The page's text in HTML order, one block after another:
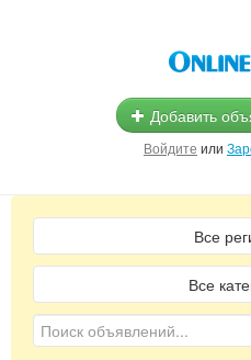
Добавить
Войдите или
Все
Все